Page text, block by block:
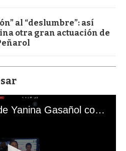
al “deslumbre”: así
otra gran actuación de
El mal momento de Yanina Gasañol con un hincha argentino en "Subrayado"